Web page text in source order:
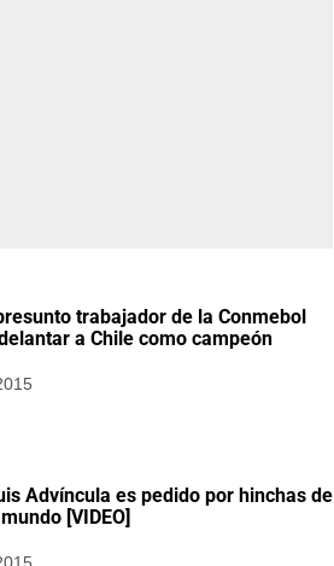
trabajador de la Conmebol
a Chile como campeón
Advíncula es pedido por hinchas de
[VIDEO]